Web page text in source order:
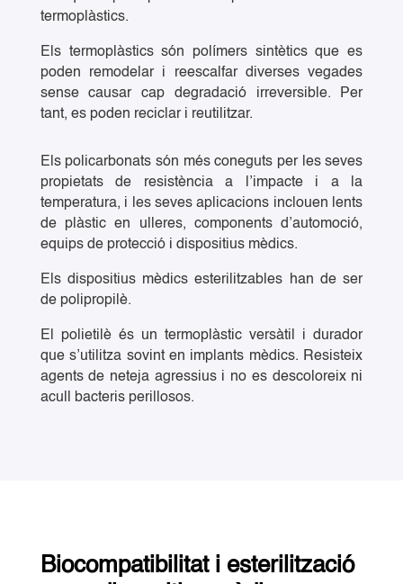
termoplàstics.
Els termoplàstics són polímers sintètics que es
poden remodelar i reescalfar diverses vegades
sense causar cap degradació irreversible. Per
tant, es poden reciclar i reutilitzar.
Els policarbonats són més coneguts per les seves
propietats de resistència a l’impacte i a la
temperatura, i les seves aplicacions inclouen lents
de plàstic en ulleres, components d’automoció,
equips de protecció i dispositius mèdics.
Els dispositius mèdics esterilitzables han de ser
de polipropilè.
El polietilè és un termoplàstic versàtil i durador
que s’utilitza sovint en implants mèdics. Resisteix
agents de neteja agressius i no es descoloreix ni
acull bacteris perillosos.
Biocompatibilitat i esterilització